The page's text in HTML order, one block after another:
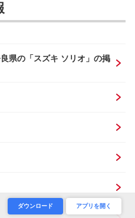
ダウンロード アプリを開く
県の「スズキ ソリオ」の掲